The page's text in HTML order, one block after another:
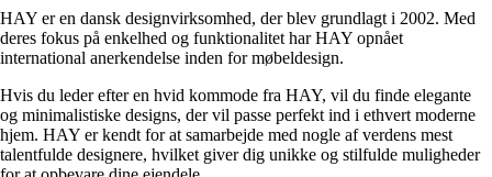
HAY er en dansk designvirksomhed, der blev grundlagt i 2002. Med
deres fokus på enkelhed og funktionalitet har HAY opnået
international anerkendelse inden for møbeldesign.
Hvis du leder efter en hvid kommode fra HAY, vil du finde elegante
og minimalistiske designs, der vil passe perfekt ind i ethvert moderne
hjem. HAY er kendt for at samarbejde med nogle af verdens mest
talentfulde designere, hvilket giver dig unikke og stilfulde muligheder